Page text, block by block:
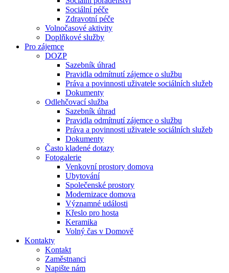
Sociální péče
Zdravotní péče
Volnočasové aktivity
Doplňkové služby
Pro zájemce
DOZP
Sazebník úhrad
Pravidla odmítnutí zájemce o službu
Práva a povinnosti uživatele sociálních služeb
Dokumenty
Odlehčovací služba
Sazebník úhrad
Pravidla odmítnutí zájemce o službu
Práva a povinnosti uživatele sociálních služeb
Dokumenty
Často kladené dotazy
Fotogalerie
Venkovní prostory domova
Ubytování
Společenské prostory
Modernizace domova
Významné události
Křeslo pro hosta
Keramika
Volný čas v Domově
Kontakty
Kontakt
Zaměstnanci
Napište nám